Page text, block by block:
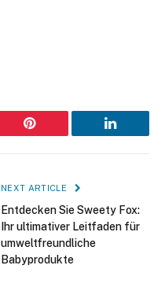
Pinterest LinkedIn
NEXT ARTICLE
Entdecken Sie Sweety Fox:
Ihr ultimativer Leitfaden für
umweltfreundliche
Babyprodukte